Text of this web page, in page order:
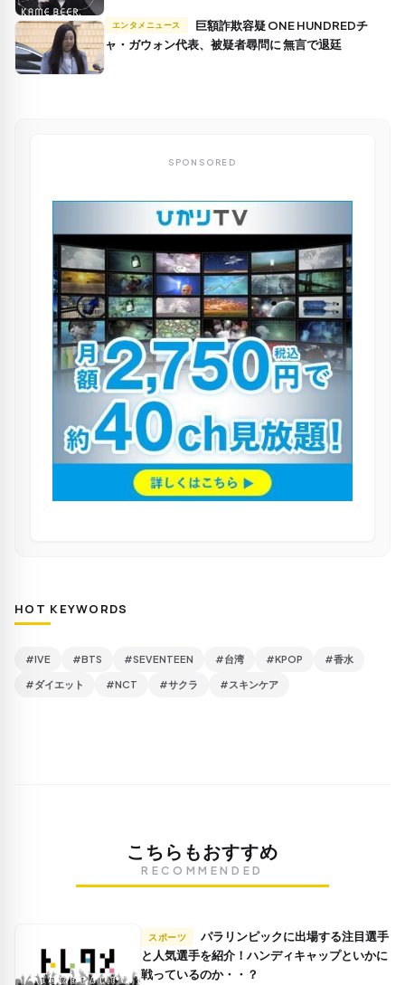
エンタメニュース
ャ・ガウォン代表、被疑者尋問に 無言で退廷
SPONSORED
HOT KEYWORDS
#IVE #BTS #SEVENTEEN #台湾 #KPOP #香水
#ダイエット #NCT #サクラ #スキンケア
こちらもおすすめ
RECOMMENDED
スポーツ
と人気選手を紹介！ハンディキャップといかに
戦っているのか・・？